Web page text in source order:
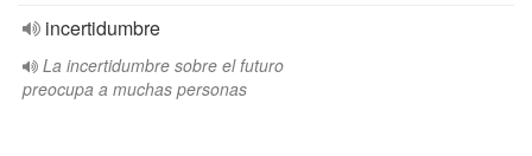
incertidumbre
La incertidumbre sobre el futuro
preocupa a muchas personas